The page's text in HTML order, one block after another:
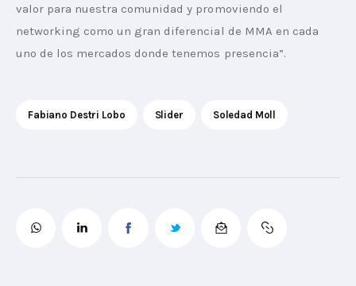
valor para nuestra comunidad y promoviendo el
networking como un gran diferencial de MMA en cada
uno de los mercados donde tenemos presencia”.
Fabiano Destri Lobo Slider Soledad Moll